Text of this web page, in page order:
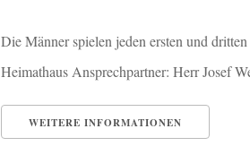
Die Männer spielen jeden ersten und
Heimathaus Ansprechpartner: Herr Josef
WEITERE INFORMATIONEN